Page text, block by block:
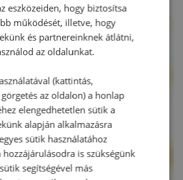
eszközeiden, hogy biztosítsa
működését, illetve, hogy
és partnereinknek átlátni,
az oldalunkat.
(kattintás,
az oldalon) a honlap
elengedhetetlen sütik a
alapján alkalmazásra
sütik használatához
hozzájárulásodra is szükségünk
segítségével más